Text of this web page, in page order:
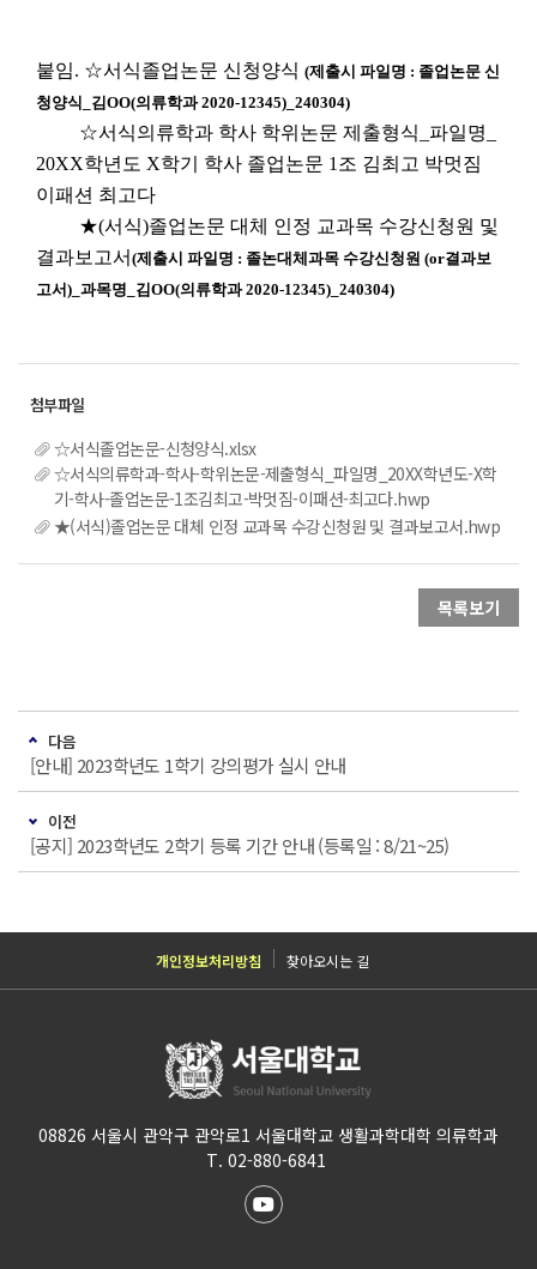
붙임. ☆서식졸업논문 신청양식 (제출시 파일명 : 졸업논문 신
청양식_김OO(의류학과 2020-12345)_240304)
☆서식의류학과 학사 학위논문 제출형식_파일명_
20XX학년도 X학기 학사 졸업논문 1조 김최고 박멋짐
이패션 최고다
★(서식)졸업논문 대체 인정 교과목 수강신청원 및
결과보고서 (제출시 파일명 : 졸논대체과목 수강신청원 (or결과보
고서)_과목명_김OO(의류학과 2020-12345)_240304)
☆서식졸업논문-신청양식.xlsx
☆서식의류학과-학사-학위논문-제출형식_파일명_20XX학년도-X학
기-학사-졸업논문-1조김최고-박멋짐-이패션-최고다.hwp
★(서식)졸업논문 대체 인정 교과목 수강신청원 및 결과보고서.hwp
목록보기
다음
[안내] 2023학년도 1학기 강의평가 실시 안내
이전
[공지] 2023학년도 2학기 등록 기간 안내 (등록일 : 8/21~25)
개인정보처리방침 찾아오시는 길
08826 서울시 관악구 관악로1 서울대학교 생활과학대학 의류학과
T. 02-880-6841